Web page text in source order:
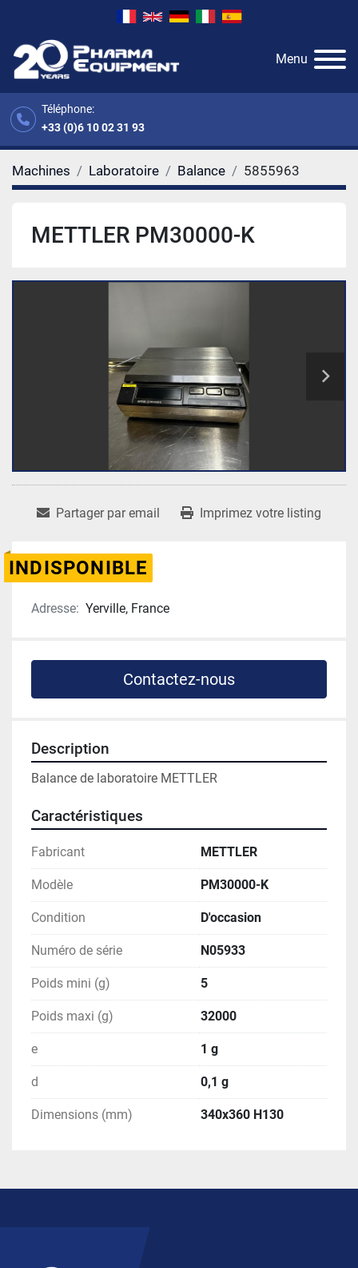
Téléphone:
+33 (0)6 10 02 31 93
Menu
Machines Laboratoire Balance 5855963
METTLER PM30000-K
Partager par email Imprimez votre listing
INDISPONIBLE
Adresse: Yerville, France
Contactez-nous
Description
Balance de laboratoire METTLER
Caractéristiques
Fabricant METTLER
Modèle PM30000-K
Condition D'occasion
Numéro de série N05933
Poids mini (g) 5
Poids maxi (g) 32000
e 1 g
d 0,1 g
Dimensions (mm) 340x360 H130